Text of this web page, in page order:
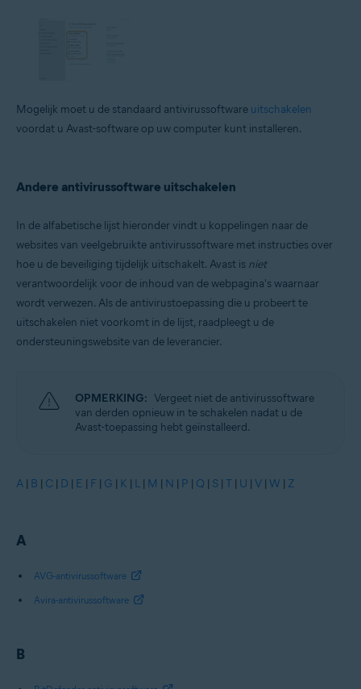
Mogelijk moet u de standaard antivirussoftware uitschakelen
voordat u Avast-software op uw computer kunt installeren.
Andere antivirussoftware uitschakelen
In de alfabetische lijst hieronder vindt u koppelingen naar de
websites van veelgebruikte antivirussoftware met instructies over
hoe u de beveiliging tijdelijk uitschakelt. Avast is niet
verantwoordelijk voor de inhoud van de webpagina's waarnaar
wordt verwezen. Als de antivirustoepassing die u probeert te
uitschakelen niet voorkomt in de lijst, raadpleegt u de
ondersteuningswebsite van de leverancier.
OPMERKING: Vergeet niet de antivirussoftware
van derden opnieuw in te schakelen nadat u de
Avast-toepassing hebt geïnstalleerd.
A | B | C | D | E | F | G | K | L | M | N | P | Q | S | T | U | V | W | Z
A
AVG-antivirussoftware
Avira-antivirussoftware
B